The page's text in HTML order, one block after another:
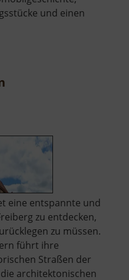
und einen
eine entspannte und
zu entdecken,
zu müssen.
führt ihre
Straßen der
architektonischen